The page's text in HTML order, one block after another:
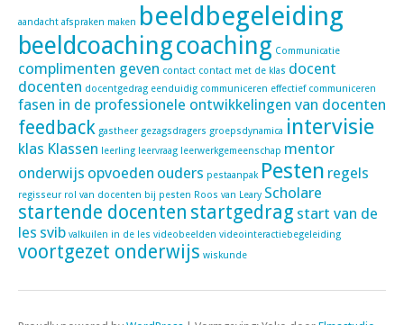
aandacht afspraken maken beeldbegeleiding
beeldcoachingcoaching Communicatie
complimenten geven contact contact met de klas docent
docenten docentgedrag eenduidig communiceren effectief communiceren
fasen in de professionele ontwikkelingen van docenten
feedback gastheer gezagsdragers groepsdynamica intervisie
klas Klassen leerling leervraag leerwerkgemeenschap mentor
onderwijs opvoeden ouders pestaanpak Pesten regels
regisseur rol van docenten bij pesten Roos van Leary Scholare
startende docenten startgedrag start van de
les svib valkuilen in de les videobeelden videointeractiebegeleiding
voortgezet onderwijs wiskunde